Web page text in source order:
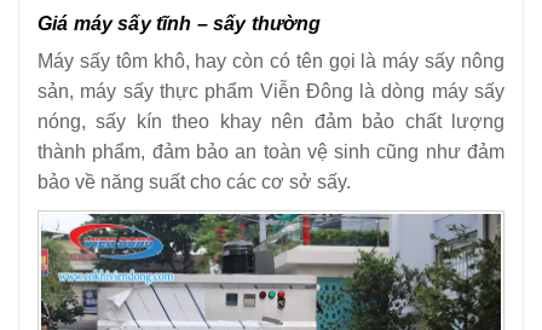
Giá máy sấy tĩnh – sấy thường
Máy sấy tôm khô, hay còn có tên gọi là máy sấy nông
sản, máy sấy thực phẩm Viễn Đông là dòng máy sấy
nóng, sấy kín theo khay nên đảm bảo chất lượng
thành phẩm, đảm bảo an toàn vệ sinh cũng như đảm
bảo về năng suất cho các cơ sở sấy.